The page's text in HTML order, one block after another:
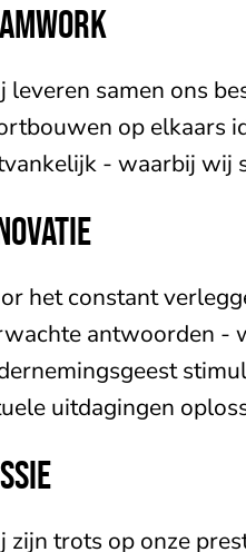
leveren samen ons
op elkaars
- waarbij wij
het constant
antwoorden -
uitdagingen
zijn trots op onze